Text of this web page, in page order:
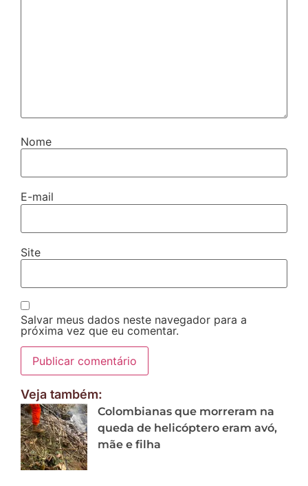
Nome
E-mail
Site
Salvar meus dados neste navegador para a
próxima vez que eu comentar.
Veja também:
Colombianas que morreram na
queda de helicóptero eram avó,
mãe e filha